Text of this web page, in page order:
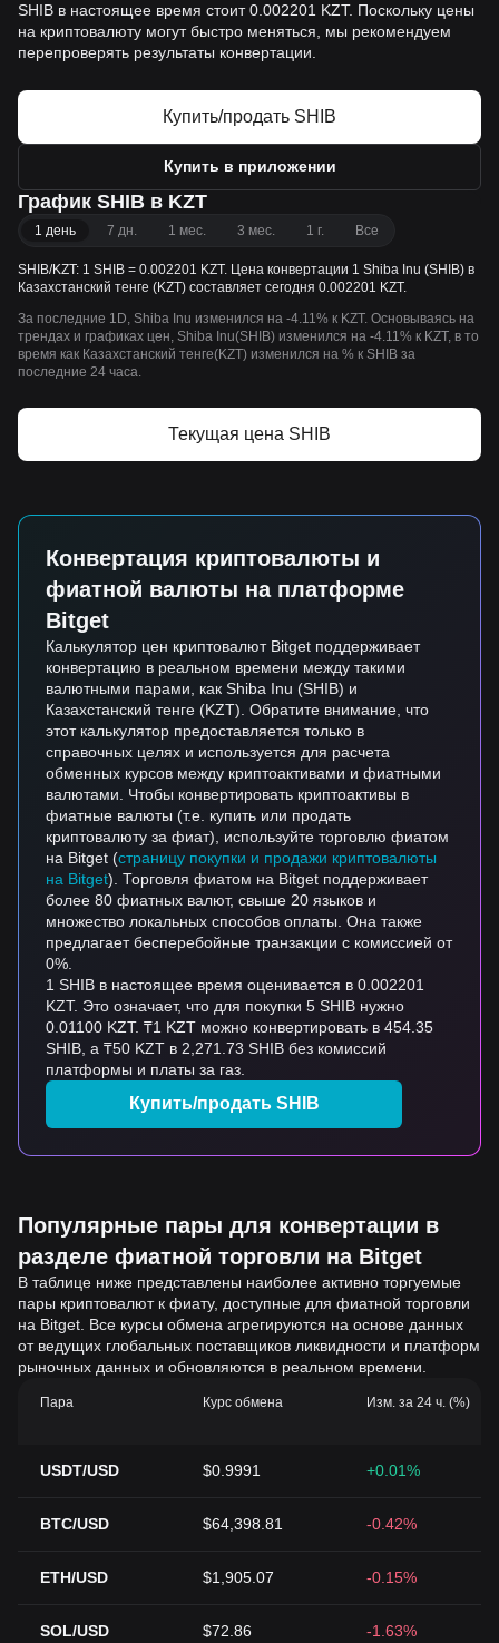
SHIB в настоящее время стоит 0.002201 KZT. Поскольку цены
на криптовалюту могут быстро меняться, мы рекомендуем
перепроверять результаты конвертации.
Купить/продать SHIB
Купить в приложении
График SHIB в KZT
1 день 7 дн. 1 мес. 3 мес. 1 г. Все
SHIB/KZT: 1 SHIB = 0.002201 KZT. Цена конвертации 1 Shiba Inu (SHIB) в
Казахстанский тенге (KZT) составляет сегодня 0.002201 KZT.
За последние 1D, Shiba Inu изменился на -4.11% к KZT. Основываясь на
трендах и графиках цен, Shiba Inu(SHIB) изменился на -4.11% к KZT, в то
время как Казахстанский тенге(KZT) изменился на % к SHIB за
последние 24 часа.
Текущая цена SHIB
Конвертация криптовалюты и
фиатной валюты на платформе
Bitget
Калькулятор цен криптовалют Bitget поддерживает
конвертацию в реальном времени между такими
валютными парами, как Shiba Inu (SHIB) и
Казахстанский тенге (KZT). Обратите внимание, что
этот калькулятор предоставляется только в
справочных целях и используется для расчета
обменных курсов между криптоактивами и фиатными
валютами. Чтобы конвертировать криптоактивы в
фиатные валюты (т.е. купить или продать
криптовалюту за фиат), используйте торговлю фиатом
на Bitget (страницу покупки и продажи криптовалюты
на Bitget). Торговля фиатом на Bitget поддерживает
более 80 фиатных валют, свыше 20 языков и
множество локальных способов оплаты. Она также
предлагает бесперебойные транзакции с комиссией от
0%.
1 SHIB в настоящее время оценивается в 0.002201
KZT. Это означает, что для покупки 5 SHIB нужно
0.01100 KZT. ₸1 KZT можно конвертировать в 454.35
SHIB, а ₸50 KZT в 2,271.73 SHIB без комиссий
платформы и платы за газ.
Купить/продать SHIB
Популярные пары для конвертации в
разделе фиатной торговли на Bitget
В таблице ниже представлены наиболее активно торгуемые
пары криптовалют к фиату, доступные для фиатной торговли
на Bitget. Все курсы обмена агрегируются на основе данных
от ведущих глобальных поставщиков ликвидности и платформ
рыночных данных и обновляются в реальном времени.
Пара Курс обмена Изм. за 24 ч. (%)
USDT/USD $0.9991 +0.01%
BTC/USD $64,398.81 -0.42%
ETH/USD $1,905.07 -0.15%
SOL/USD $72.86 -1.63%